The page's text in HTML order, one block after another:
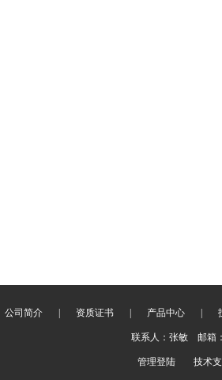
公司简介 资质证书 产品中心
联系人：张敏 邮箱：
管理登陆 技术支